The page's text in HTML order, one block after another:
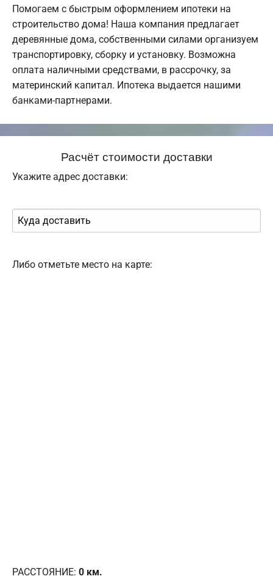
Помогаем с быстрым оформлением ипотеки на
строительство дома! Наша компания предлагает
деревянные дома, собственными силами организуем
транспортировку, сборку и установку. Возможна
оплата наличными средствами, в рассрочку, за
материнский капитал. Ипотека выдается нашими
банками-партнерами.
Расчёт стоимости доставки
Укажите адрес доставки:
Либо отметьте место на карте:
РАССТОЯНИЕ: 0 км.